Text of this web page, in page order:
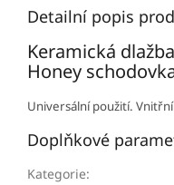
Detailní popis
Keramická
Honey
Universální použití.
Doplňkové
Kategorie: